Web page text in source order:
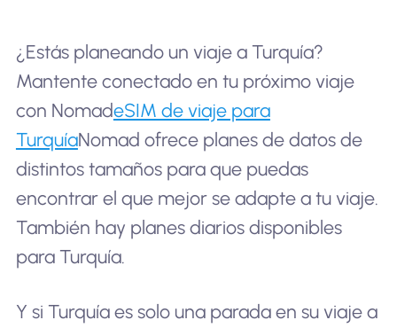
¿Estás planeando un viaje a Turquía?
Mantente conectado en tu próximo viaje
con NomadeSIM de viaje para
TurquíaNomad ofrece planes de datos de
distintos tamaños para que puedas
encontrar el que mejor se adapte a tu viaje.
También hay planes diarios disponibles
para Turquía.
Y si Turquía es solo una parada en su viaje a